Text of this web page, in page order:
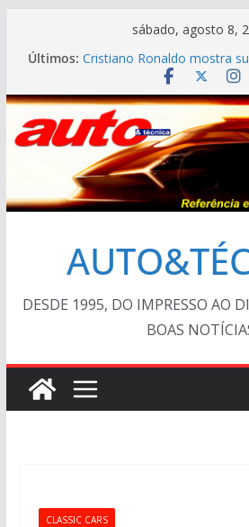
conteúdo
sábado, agosto 8,
Últimos: Cristiano Ronaldo mostra
Ferrari Luce 2026: esgotada
Em crise, BMW vai demitir
VÍDEO ESPECIAL: os
Car 2026”
AUTO&TÉCNICA FILES
1993
DESDE 1995, DO IMPRESSO AO
BOAS
CLASSIC CARS